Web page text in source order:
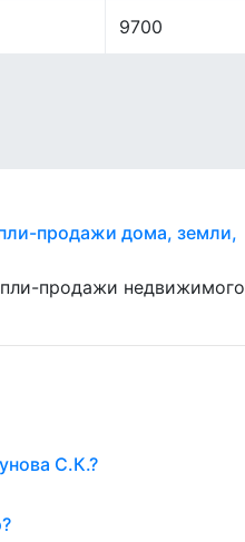
9700
продажи дома, земли,
продажи недвижимого
С.К.?